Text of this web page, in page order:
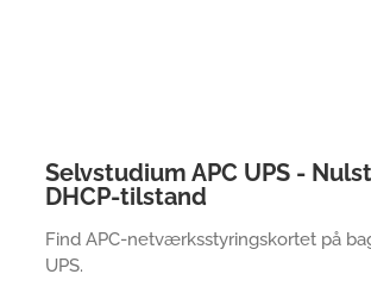
Selvstudium APC UPS -
DHCP-tilstand
Find APC-netværksstyringskortet på
UPS.